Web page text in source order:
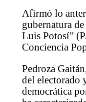
Afirmó lo
gubernatura
Luis Potosí”
Conciencia
Pedroza
del electorado
democrática